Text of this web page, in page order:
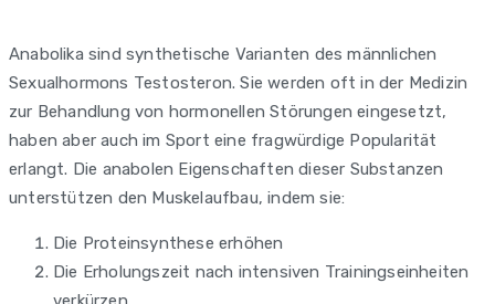
Anabolika sind synthetische Varianten des männlichen
Sexualhormons Testosteron. Sie werden oft in der Medizin
zur Behandlung von hormonellen Störungen eingesetzt,
haben aber auch im Sport eine fragwürdige Popularität
erlangt. Die anabolen Eigenschaften dieser Substanzen
unterstützen den Muskelaufbau, indem sie:
Die Proteinsynthese erhöhen
Die Erholungszeit nach intensiven Trainingseinheiten